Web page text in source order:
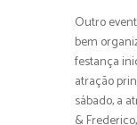
Outro
bem
festança
atração
sábado, a